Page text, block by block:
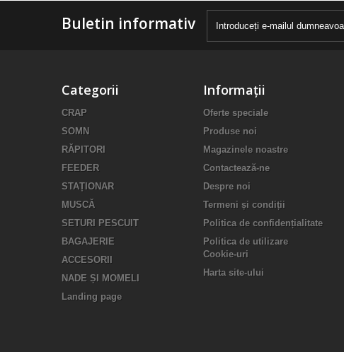
Buletin informativ
Categorii
CRAP
SOMN
RĂPITORI
FEEDER
STAȚIONAR
MUSCĂ
SETURI PESCUIT
BAGAJERIE
ACCESORII
NADE ȘI MOMELI
Landing page
Informații
Oferte speciale
Produse noi
Magazinele noastre
Contactează-ne
Despre noi
Termeni și condiții
Politica de confidențialitate
Politica de utilizare
Cookie-uri
Harta site-ului